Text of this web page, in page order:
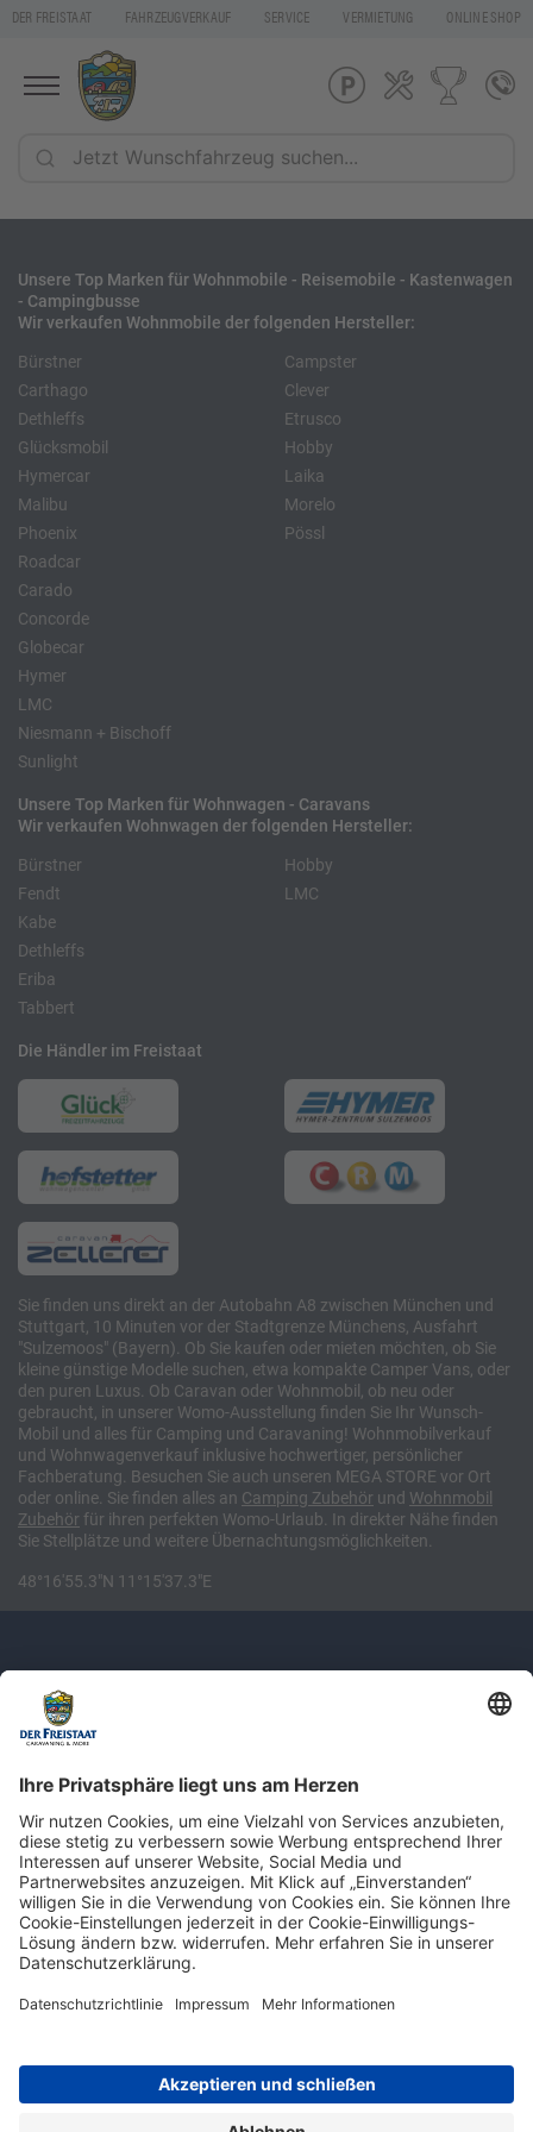
DER FREISTAAT FAHRZEUGVERKAUF SERVICE VERMIETUNG ONLINE SHOP
Unsere Top Marken für Wohnmobile - Reisemobile - Kastenwagen
- Campingbusse
Wir verkaufen Wohnmobile der folgenden Hersteller:
Bürstner
Carthago
Dethleffs
Glücksmobil
Hymercar
Malibu
Phoenix
Roadcar
Campster
Clever
Etrusco
Hobby
Laika
Morelo
Pössl
Carado
Concorde
Globecar
Hymer
LMC
Niesmann + Bischoff
Sunlight
Unsere Top Marken für Wohnwagen - Caravans
Wir verkaufen Wohnwagen der folgenden Hersteller:
Bürstner
Fendt
Kabe
Hobby
LMC
Dethleffs
Eriba
Tabbert
Die Händler im Freistaat
Sie finden uns direkt an der Autobahn A8 zwischen München und
Stuttgart, 10 Minuten vor der Stadtgrenze Münchens, Ausfahrt
"Sulzemoos" (Bayern). Ob Sie kaufen oder mieten möchten, ob Sie
kleine günstige Modelle suchen, etwa kompakte Camper Vans, oder
den puren Luxus. Ob Caravan oder Wohnmobil, ob neu oder
gebraucht, in unserer Womo-Ausstellung finden Sie Ihr Wunsch-
Mobil und alles für Camping und Caravaning! Wohnmobilverkauf
und Wohnwagenverkauf inklusive hochwertiger, persönlicher
Fachberatung. Besuchen Sie auch unseren MEGA STORE vor Ort
oder online. Sie finden alles an Camping Zubehör und Wohnmobil
Zubehör für ihren perfekten Womo-Urlaub. In direkter Nähe finden
Sie Stellplätze und weitere Übernachtungsmöglichkeiten.
48°16'55.3"N 11°15'37.3"E
Newsletter: Jetzt auf
shop.derfreistaat.de anmelden und
einen 5€ Gutschein für unseren Online-
Shop erhalten!*
Impressum Datenschutz Barrierefreiheit